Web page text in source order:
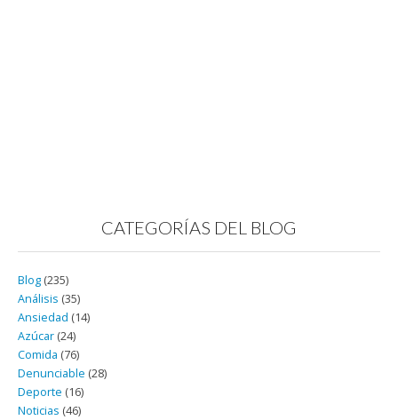
CATEGORÍAS DEL BLOG
Blog (235)
Análisis (35)
Ansiedad (14)
Azúcar (24)
Comida (76)
Denunciable (28)
Deporte (16)
Noticias (46)